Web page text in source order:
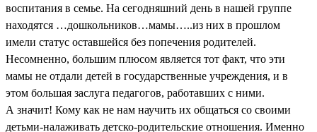
воспитания в семье. На сегодняшний день в нашей группе
находятся …дошкольников…мамы…..из них в прошлом
имели статус оставшейся без попечения родителей.
Несомненно, большим плюсом является тот факт, что эти
мамы не отдали детей в государственные учреждения, и в
этом большая заслуга педагогов, работавших с ними.
А значит! Кому как не нам научить их общаться со своими
детьми-налаживать детско-родительские отношения. Именно